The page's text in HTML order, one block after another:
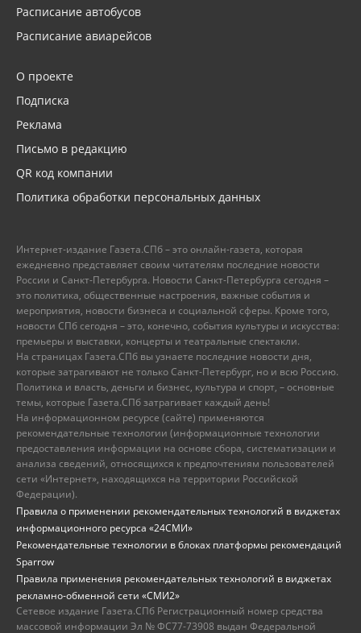
Расписание автобусов
Расписание авиарейсов
О проекте
Подписка
Реклама
Письмо в редакцию
QR код компании
Политика обработки персональных данных
Интернет-издание Газета.СПб – это онлайн-газета, которая
ежедневно представляет своим читателям последние новости
России и Санкт-Петербурга. Новости Санкт-Петербурга сегодня –
это политика, общественные настроения, важные события и
мероприятия, новости бизнеса и социальной сферы. Кроме того,
новости СПб сегодня – это, конечно, события культуры и искусства:
премьеры и выставки, концерты и театральные спектакли.
На страницах Газета.СПб вы узнаете последние новости дня,
которые затрагивают не только Санкт-Петербург, но и всю Россию.
Политика и власть, деньги и бизнес, культура и спорт, – основные
темы, которые Газета.СПб затрагивает каждый день!
На информационном ресурсе (сайте) применяются
рекомендательные технологии (информационные технологии
предоставления информации на основе сбора, систематизации и
анализа сведений, относящихся к предпочтениям пользователей
сети «Интернет», находящихся на территории Российской
Федерации).
Правила о применении рекомендательных технологий в виджетах
информационного ресурса «24СМИ»
Рекомендательные технологии в блоках платформы рекомендаций
Sparrow
Правила применения рекомендательных технологий в виджетах
рекламно-обменной сети «СМИ2»
Сетевое издание Газета.СПб Регистрационный номер средства
массовой информации Эл № ФС77-73908 выдан Федеральной